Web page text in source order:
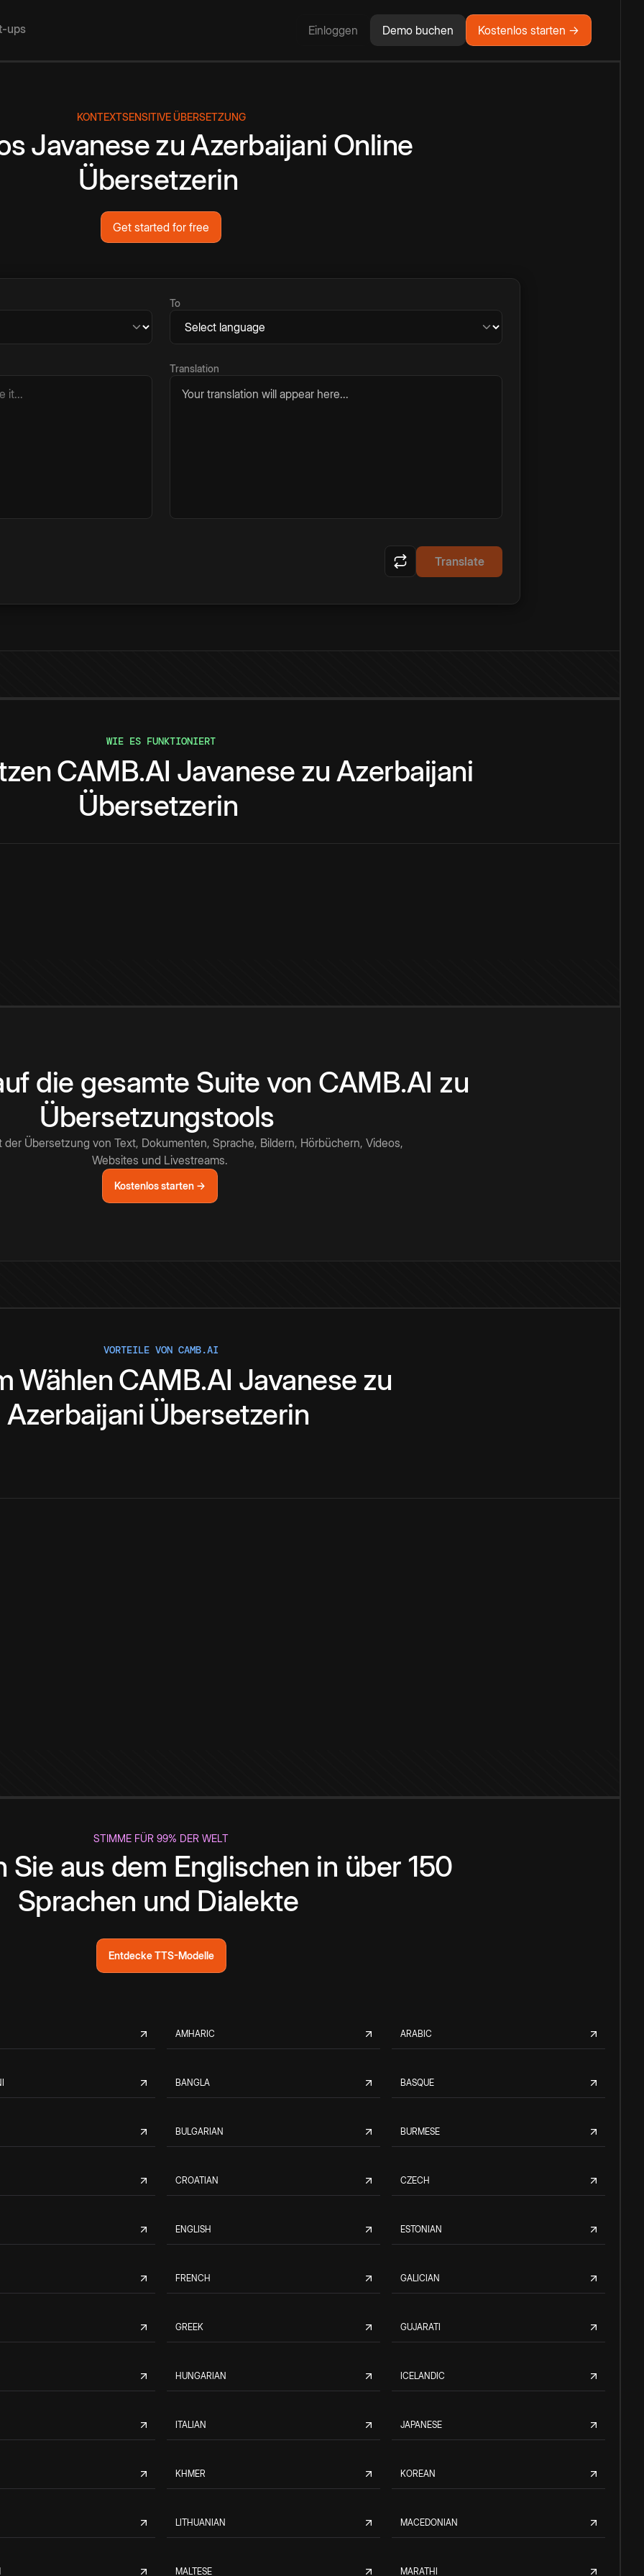
ups Einloggen Demo buchen Kostenlos starten →
KONTEXTSENSITIVE ÜBERSETZUNG
JavanesezuAzerbaijani Online
Übersetzerin
Get started for free
To
Translation
Your translation will appear here...
Translate
WIE ES FUNKTIONIERT
CAMB.AI Javanese zu Azerbaijani
Übersetzerin
die gesamte Suite von CAMB.AI zu
Übersetzungstools
der Übersetzung von Text, Dokumenten, Sprache, Bildern, Hörbüchern, Videos,
Websites und Livestreams.
Kostenlos starten →
VORTEILE VON CAMB.AI
Wählen CAMB.AI Javanese zu
Azerbaijani Übersetzerin
STIMME FÜR 99% DER WELT
Sie aus dem Englischen in über 150
Sprachen und Dialekte
Entdecke TTS-Modelle
AMHARIC ARABIC
BANGLA BASQUE
BULGARIAN BURMESE
CROATIAN CZECH
ENGLISH ESTONIAN
FRENCH GALICIAN
GREEK GUJARATI
HUNGARIAN ICELANDIC
ITALIAN JAPANESE
KHMER KOREAN
LITHUANIAN MACEDONIAN
MALTESE MARATHI